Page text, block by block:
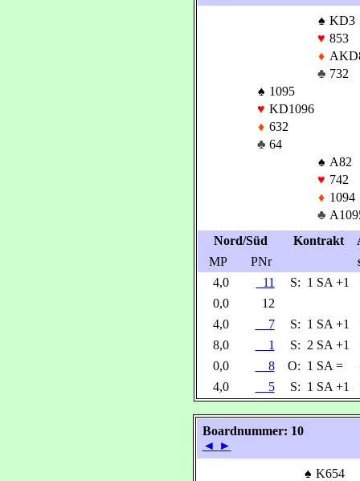
♠ KD3
♥ 853
♦
♣ 732
♠ 1095
♥ KD1096
♦ 632
♣ 64
♠ A82
♥ 742
♦ 1094
♣
Nord/Süd
Kontrakt
MP
PNr
4,0
11 S: 1 SA +1
0,0
12
4,0
7 S: 1 SA +1
8,0
1 S: 2 SA +1
0,0
8 O: 1 SA =
4,0
5 S: 1 SA +1
Boardnummer: 10
◄ ►
♠ K654